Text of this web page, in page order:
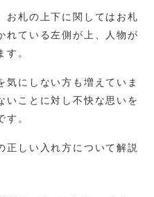
お札の上下に関してはお札
れている左側が上、人物が
。
にしない方も増えていま
いことに対し不快な思いを
。
正しい入れ方について解説